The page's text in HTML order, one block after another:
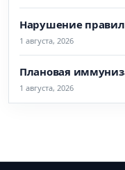
Нарушение
1 августа, 2026
Плановая
1 августа, 2026